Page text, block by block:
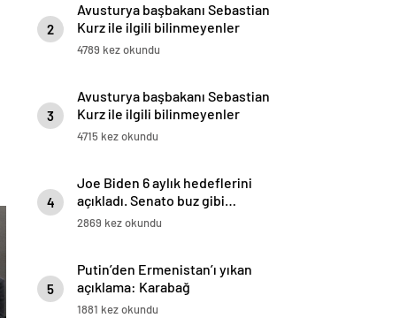
2
Avusturya başbakanı Sebastian
Kurz ile ilgili bilinmeyenler
4789 kez okundu
3
Avusturya başbakanı Sebastian
Kurz ile ilgili bilinmeyenler
4715 kez okundu
4
Joe Biden 6 aylık hedeflerini
açıkladı. Senato buz gibi…
2869 kez okundu
5
Putin’den Ermenistan’ı yıkan
açıklama: Karabağ
Azerbaycan’ın ayrılmaz bir
1881 kez okundu